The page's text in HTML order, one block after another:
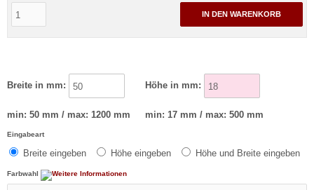
IN DEN WARENKORB
Breite in mm: Höhe in mm:
min: 50 mm / max: 1200 mm min: 17 mm / max: 500 mm
Eingabeart
Breite eingeben Höhe eingeben Höhe und Breite eingeben
Farbwahl